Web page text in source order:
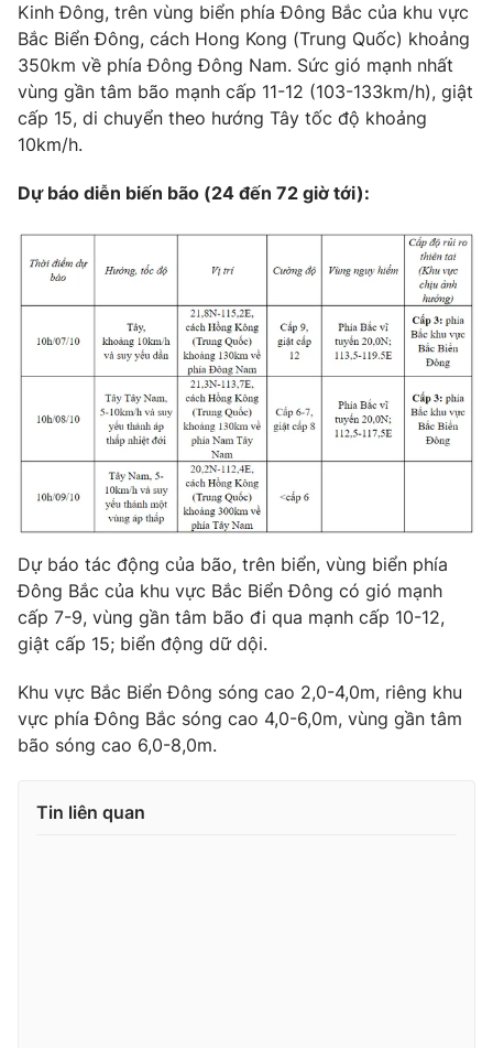
Góc doanh nghiệp
Truyền hình
Phim VTV
Hậu trường
Nhân vật
Khán giả
Giải sao mai
Giải trí
Điện ảnh
Đời sống
Du lịch
Làm đẹp
Chất lượng cuộc sống
Tuyển sinh
Học trực tuyến
Công nghệ
Hitech Công nghệ tương lai
Thị trường
Giao lưu trực tuyến
Lịch phát sóng
Chuyên mục khác
Emagazine Podcast
Photo Infographic
Video Shorts video
VTV Money VTV Thể thao
Kinh Đông, trên vùng biển phía Đông Bắc của khu vực
Bắc Biển Đông, cách Hong Kong (Trung Quốc) khoảng
350km về phía Đông Đông Nam. Sức gió mạnh nhất
vùng gần tâm bão mạnh cấp 11-12 (103-133km/h), giật
cấp 15, di chuyển theo hướng Tây tốc độ khoảng
10km/h.
Dự báo diễn biến bão (24 đến 72 giờ tới):
Dự báo tác động của bão, trên biển, vùng biển phía
Đông Bắc của khu vực Bắc Biển Đông có gió mạnh
cấp 7-9, vùng gần tâm bão đi qua mạnh cấp 10-12,
giật cấp 15; biển động dữ dội.
Khu vực Bắc Biển Đông sóng cao 2,0-4,0m, riêng khu
vực phía Đông Bắc sóng cao 4,0-6,0m, vùng gần tâm
bão sóng cao 6,0-8,0m.
Tin liên quan